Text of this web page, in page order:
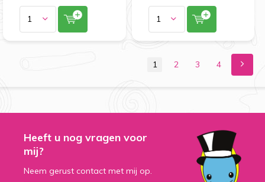
1 2 3 4
Heeft u nog vragen voor
mij?
Neem gerust contact met mij op.